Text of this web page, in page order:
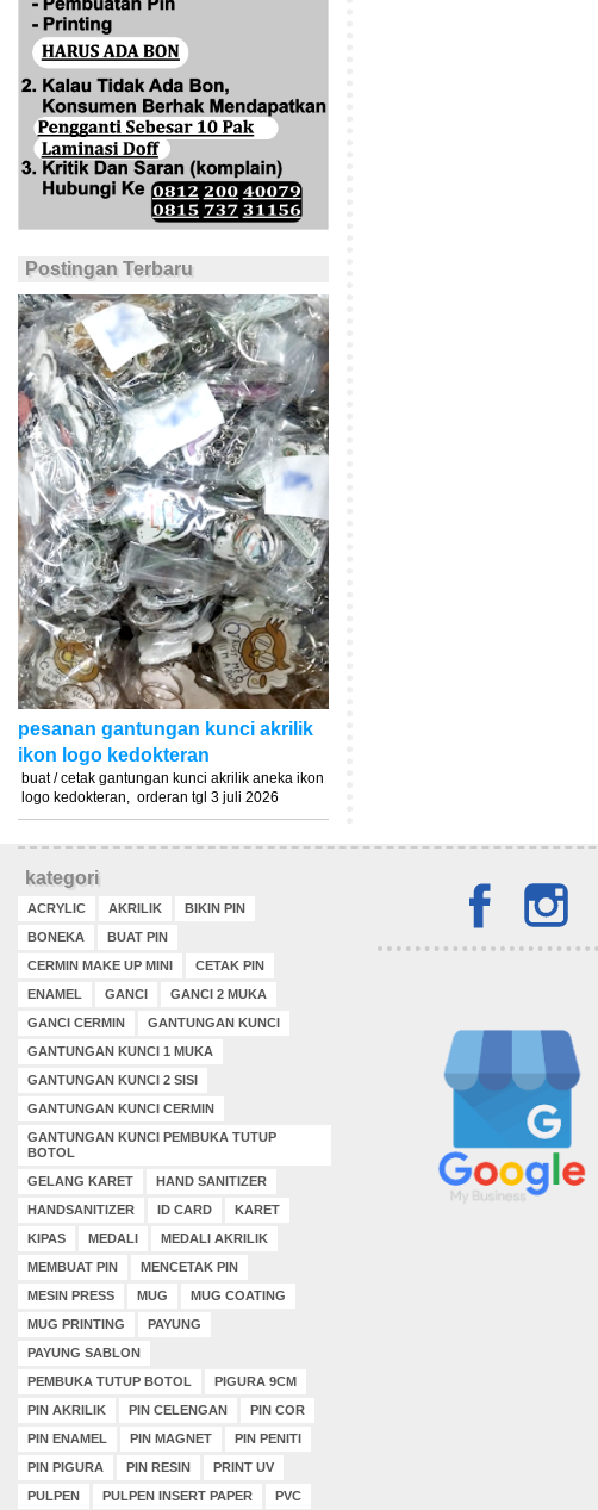
Postingan Terbaru
pesanan gantungan kunci akrilik
ikon logo kedokteran
buat / cetak gantungan kunci akrilik aneka ikon
logo kedokteran, orderan tgl 3 juli 2026
kategori
ACRYLIC AKRILIK
BIKIN PIN
BONEKA
BUAT PIN
CERMIN MAKE UP MINI
CETAK PIN
ENAMEL
GANCI
GANCI 2 MUKA
GANCI CERMIN
GANTUNGAN KUNCI
GANTUNGAN KUNCI 1 MUKA
GANTUNGAN KUNCI 2 SISI
GANTUNGAN KUNCI CERMIN
GANTUNGAN KUNCI PEMBUKA TUTUP
BOTOL
GELANG KARET
HAND SANITIZER
HANDSANITIZER
ID CARD
KARET
KIPAS
MEDALI
MEDALI AKRILIK
MEMBUAT PIN
MENCETAK PIN
MESIN PRESS
MUG
MUG COATING
MUG PRINTING
PAYUNG
PAYUNG SABLON
PEMBUKA TUTUP BOTOL
PIGURA 9CM
PIN AKRILIK
PIN CELENGAN
PIN COR
PIN ENAMEL
PIN MAGNET
PIN PENITI
PIN PIGURA
PIN RESIN
PRINT UV
PULPEN
PULPEN INSERT PAPER PVC